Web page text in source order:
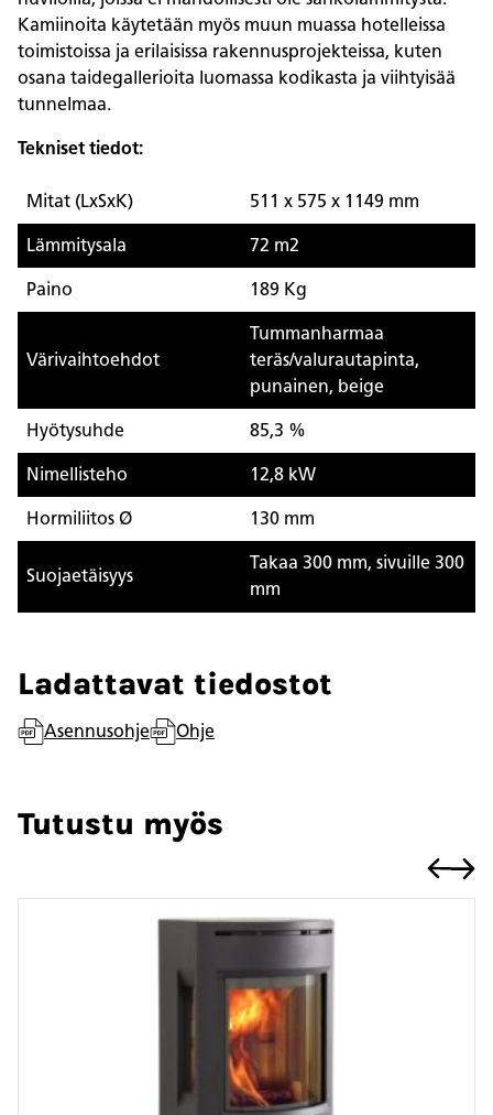
Kamiinoita käytetään myös muun muassa hotelleissa
toimistoissa ja erilaisissa rakennusprojekteissa, kuten
osana taidegallerioita luomassa kodikasta ja viihtyisää
tunnelmaa.
Tekniset tiedot:
Mitat (LxSxK) 511 x 575 x 1149 mm
Lämmitysala 72 m2
Paino 189 Kg
Värivaihtoehdot
Tummanharmaa
teräs/valurautapinta,
punainen, beige
Hyötysuhde 85,3 %
Nimellisteho 12,8 kW
Hormiliitos Ø 130 mm
Suojaetäisyys
Takaa 300 mm, sivuille 300
mm
Ladattavat tiedostot
Asennusohje Ohje
Tutustu myös